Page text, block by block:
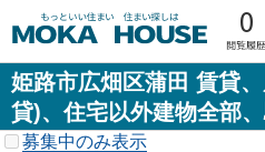
0
姫路市広畑区蒲田 賃貸
貸)、住宅以外建物全部
募集中のみ表示